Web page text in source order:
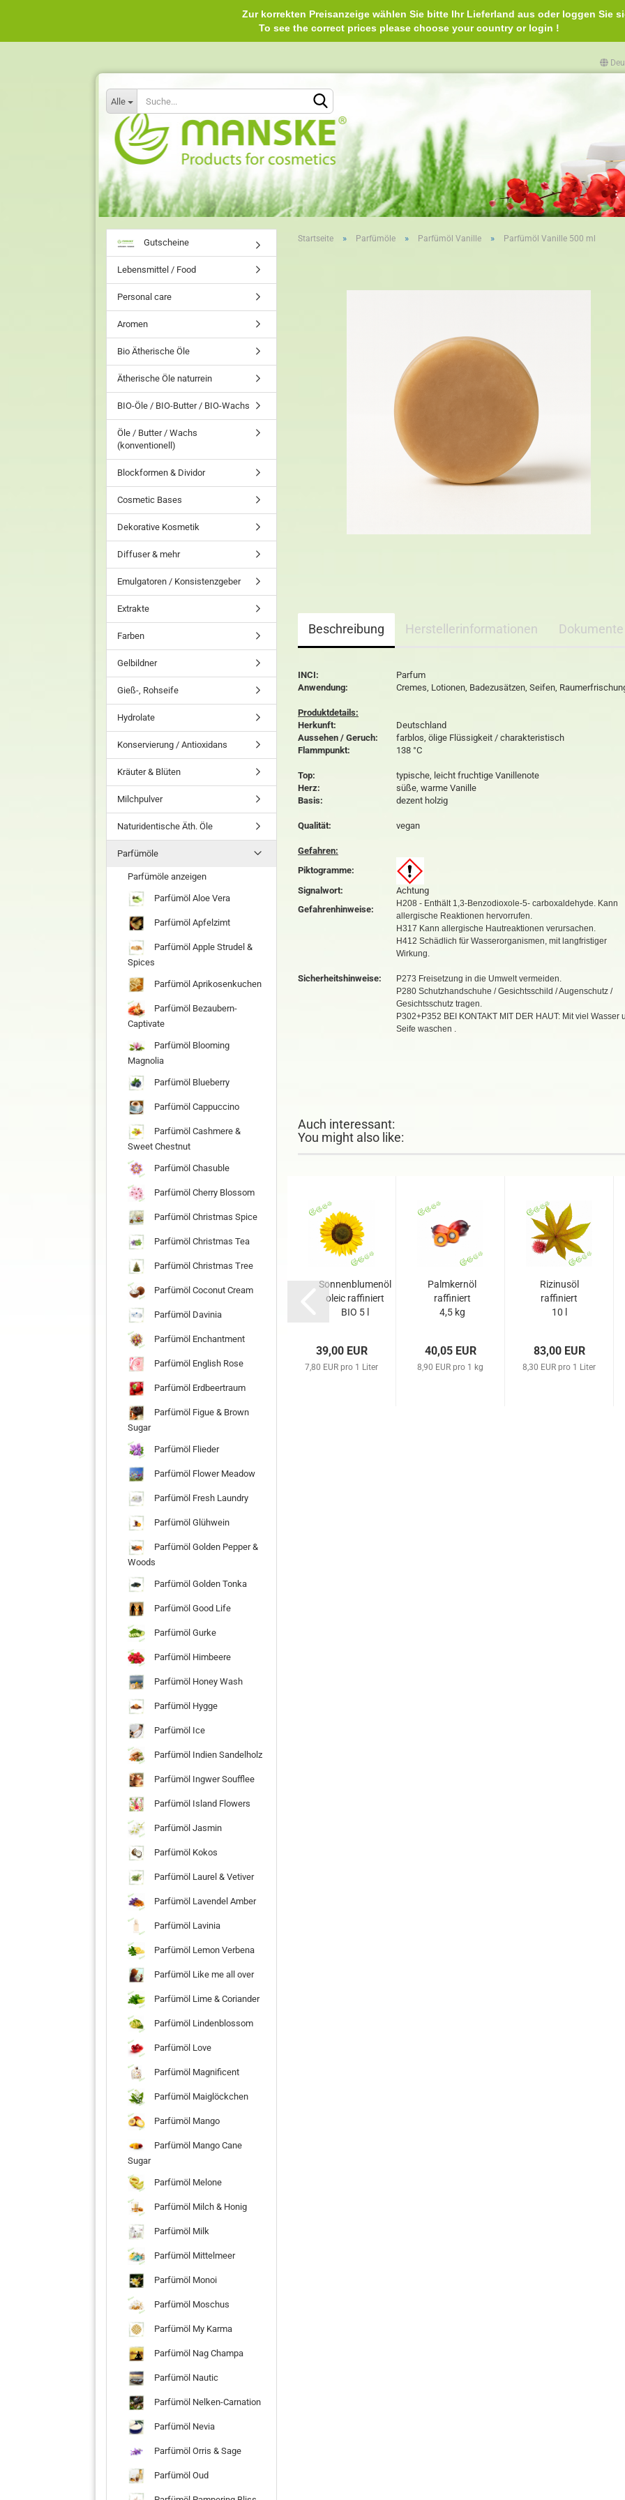
Alle
Zur korrekten Preisanzeige wählen Sie bitte Ihr Lieferland aus oder loggen Sie
To see the correct prices please choose your country or login
Startseite » Parfümöle » Parfümöl Vanille » Parfümöl Vanille 500 ml
Beschreibung Herstellerinformationen Dokumente
INCI:
Parfum
Anwendung:
Cremes, Lotionen, Badezusätzen, Seifen,
Produktdetails:
Herkunft:
Deutschland
Aussehen / Geruch:
farblos, ölige Flüssigkeit / charakteristisch
Flammpunkt:
138 °C
Top:
typische, leicht fruchtige Vanillenote
Herz:
süße, warme Vanille
Basis:
dezent holzig
Qualität: vegan
Gefahren:
Piktogramme:
Signalwort:
Achtung
Gefahrenhinweise:
H208 - Enthält 1,3-Benzodioxole-5- carboxaldehyde. Kann
allergische Reaktionen hervorrufen.
H317 Kann allergische Hautreaktionen verursachen.
H412 Schädlich für Wasserorganismen, mit langfristiger
Wirkung.
Sicherheitshinweise:
P273 Freisetzung in die Umwelt vermeiden.
P280 Schutzhandschuhe / Gesichtsschild / Augenschutz /
Gesichtsschutz tragen.
P302+P352 BEI KONTAKT MIT DER HAUT: Mit viel Wasser
Seife waschen .
Auch interessant:
You might also like:
Jojobaöl
kaltgepresst
5 l
102,00 EUR
20,40 EUR pro 1 Liter 40,00 EUR pro 1 kg
Sonnenblumenöl
oleic raffiniert
BIO 5 l
39,00 EUR
7,80 EUR pro 1 Liter
Palmkernöl
raffiniert
4,5 kg
40,05 EUR
8,90 EUR pro 1 kg
Rizinusöl
raffiniert
10 l
83,00 EUR
8,30 EUR pro 1 Liter
Gutscheine
Lebensmittel / Food
Personal care
Aromen
Bio Ätherische Öle
Ätherische Öle naturrein
BIO-Öle / BIO-Butter / BIO-Wachs
Öle / Butter / Wachs
(konventionell)
Blockformen & Dividor
Cosmetic Bases
Dekorative Kosmetik
Diffuser & mehr
Emulgatoren / Konsistenzgeber
Extrakte
Farben
Gelbildner
Gieß-, Rohseife
Hydrolate
Konservierung / Antioxidans
Kräuter & Blüten
Milchpulver
Naturidentische Äth. Öle
Parfümöle
Parfümöle anzeigen
Parfümöl Aloe Vera
Parfümöl Apfelzimt
Parfümöl Apple Strudel &
Spices
Parfümöl Aprikosenkuchen
Parfümöl Bezaubern-
Captivate
Parfümöl Blooming
Magnolia
Parfümöl Blueberry
Parfümöl Cappuccino
Parfümöl Cashmere &
Sweet Chestnut
Parfümöl Chasuble
Parfümöl Cherry Blossom
Parfümöl Christmas Spice
Parfümöl Christmas Tea
Parfümöl Christmas Tree
Parfümöl Coconut Cream
Parfümöl Davinia
Parfümöl Enchantment
Parfümöl English Rose
Parfümöl Erdbeertraum
Parfümöl Figue & Brown
Sugar
Parfümöl Flieder
Parfümöl Flower Meadow
Parfümöl Fresh Laundry
Parfümöl Glühwein
Parfümöl Golden Pepper &
Woods
Parfümöl Golden Tonka
Parfümöl Good Life
Parfümöl Gurke
Parfümöl Himbeere
Parfümöl Honey Wash
Parfümöl Hygge
Parfümöl Ice
Parfümöl Indien Sandelholz
Parfümöl Ingwer Soufflee
Parfümöl Island Flowers
Parfümöl Jasmin
Parfümöl Kokos
Parfümöl Laurel & Vetiver
Parfümöl Lavendel Amber
Parfümöl Lavinia
Parfümöl Lemon Verbena
Parfümöl Like me all over
Parfümöl Lime & Coriander
Parfümöl Lindenblossom
Parfümöl Love
Parfümöl Magnificent
Parfümöl Maiglöckchen
Parfümöl Mango
Parfümöl Mango Cane
Sugar
Parfümöl Melone
Parfümöl Milch & Honig
Parfümöl Milk
Parfümöl Mittelmeer
Parfümöl Monoi
Parfümöl Moschus
Parfümöl My Karma
Parfümöl Nag Champa
Parfümöl Nautic
Parfümöl Nelken-Carnation
Parfümöl Nevia
Parfümöl Orris & Sage
Parfümöl Oud